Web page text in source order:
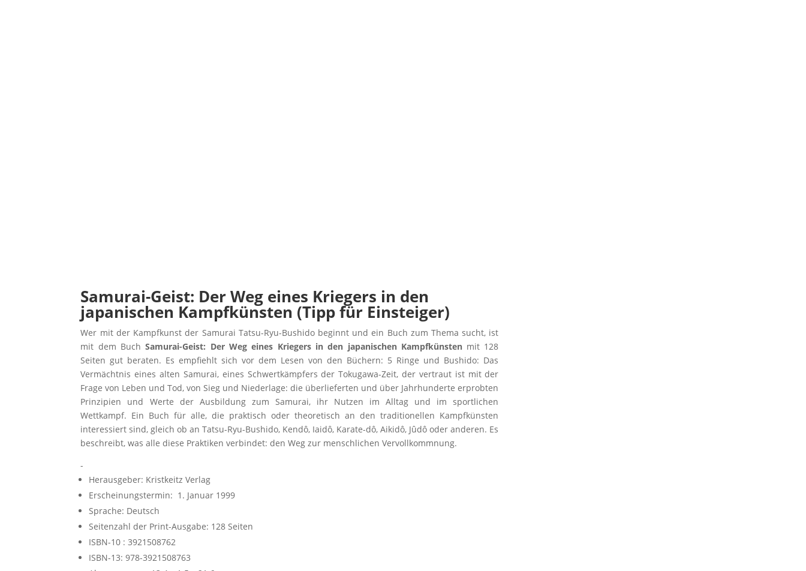
Samurai-Geist: Der Weg eines Kriegers in den
japanischen Kampfkünsten (Tipp für Einsteiger)
Wer mit der Kampfkunst der Samurai Tatsu-Ryu-Bushido beginnt und ein Buch zum Thema sucht, ist
mit dem BuchSamurai-Geist: Der Weg eines Kriegers in den japanischen Kampfkünstenmit 128
Seiten gut beraten. Es empfiehlt sich vor dem Lesen von den Büchern: 5 Ringe und Bushido: Das
Vermächtnis eines alten Samurai, eines Schwertkämpfers der Tokugawa-Zeit, der vertraut ist mit der
Frage von Leben und Tod, von Sieg und Niederlage: die überlieferten und über Jahrhunderte erprobten
Prinzipien und Werte der Ausbildung zum Samurai, ihr Nutzen im Alltag und im sportlichen
Wettkampf. Ein Buch für alle, die praktisch oder theoretisch an den traditionellen Kampfkünsten
interessiert sind, gleich ob an Tatsu-Ryu-Bushido, Kendô, Iaidô, Karate-dô, Aikidô, Jûdô oder anderen. Es
beschreibt, was alle diese Praktiken verbindet: den Weg zur menschlichen Vervollkommnung.
-
Herausgeber: ‎Kristkeitz Verlag
Erscheinungstermin: 1. Januar 1999
Sprache: ‎Deutsch
Seitenzahl der Print-Ausgabe: ‎128 Seiten
ISBN-10 : ‎3921508762
ISBN-13: ‎978-3921508763